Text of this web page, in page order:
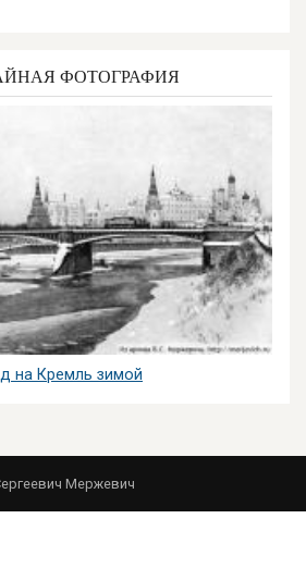
ФОТОГРАФИЯ
на Кремль зимой
Мержевич